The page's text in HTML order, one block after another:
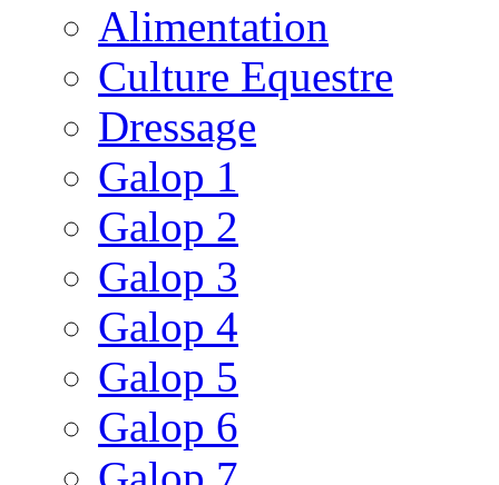
Alimentation
Culture Equestre
Dressage
Galop 1
Galop 2
Galop 3
Galop 4
Galop 5
Galop 6